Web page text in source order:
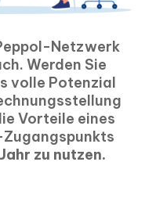
Netzwerk
Werden Sie
volle Potenzial
Vorteile eines
zu nutzen.